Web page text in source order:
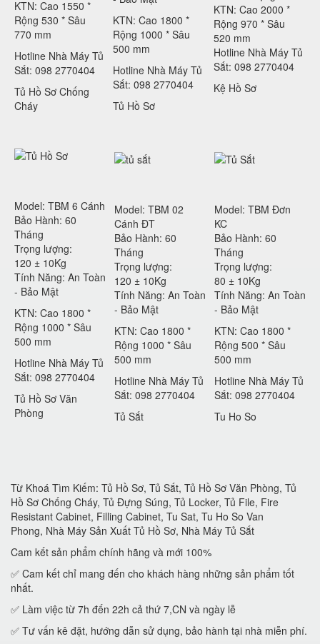
KTN: Cao 1550 *
Rộng 530 * Sâu
770 mm
Hotline Nhà Máy Tủ
Sắt: 098 2770404
Tủ Hồ Sơ Chống
Cháy
KTN: Cao 1800 *
Rộng 1000 * Sâu
500 mm
Hotline Nhà Máy Tủ
Sắt: 098 2770404
Tủ Hồ Sơ
KTN: Cao 2000 *
Rộng 970 * Sâu
520 mm
Hotline Nhà Máy Tủ
Sắt: 098 2770404
Kệ Hồ Sơ
Model: TBM 6 Cánh
Bảo Hành: 60
Tháng
Trọng lượng:
120 ± 10Kg
Tính Năng: An Toàn
- Bảo Mật
KTN: Cao 1800 *
Rộng 1000 * Sâu
500 mm
Hotline Nhà Máy Tủ
Sắt: 098 2770404
Tủ Hồ Sơ Văn
Phòng
Model: TBM 02
Cánh ĐT
Bảo Hành: 60
Tháng
Trọng lượng:
120 ± 10Kg
Tính Năng: An Toàn
- Bảo Mật
KTN: Cao 1800 *
Rộng 1000 * Sâu
500 mm
Hotline Nhà Máy Tủ
Sắt: 098 2770404
Tủ Sắt
Model: TBM Đơn
KC
Bảo Hành: 60
Tháng
Trọng lượng:
80 ± 10Kg
Tính Năng: An Toàn
- Bảo Mật
KTN: Cao 1800 *
Rộng 500 * Sâu
500 mm
Hotline Nhà Máy Tủ
Sắt: 098 2770404
Tu Ho So
Từ Khoá Tìm Kiếm: Tủ Hồ Sơ, Tủ Sắt, Tủ Hồ Sơ Văn Phòng, Tủ
Hồ Sơ Chống Cháy, Tủ Đựng Súng, Tủ Locker, Tủ File, Fire
Resistant Cabinet, Filling Cabinet, Tu Sat, Tu Ho So Van
Phong, Nhà Máy Sản Xuất Tủ Hồ Sơ, Nhà Máy Tủ Sắt
Cam kết sản phẩm chính hãng và mới 100%
✅ Cam kết chỉ mang đến cho khách hàng những sản phẩm tốt
nhất.
✅ Làm việc từ 7h đến 22h cả thứ 7,CN và ngày lễ
✅ Tư vấn kê đặt, hướng dẫn sử dụng, bảo hành tại nhà miễn phí.